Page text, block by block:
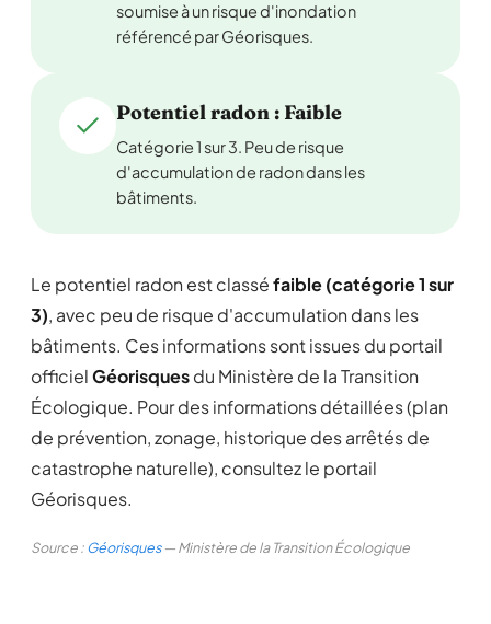
soumise à un risque d'inondation
référencé par Géorisques.
Potentiel radon : Faible
Catégorie 1 sur 3. Peu de risque
d'accumulation de radon dans les
bâtiments.
Le potentiel radon est classéfaible (catégorie 1 sur
3), avec peu de risque d'accumulation dans les
bâtiments. Ces informations sont issues du portail
officielGéorisquesdu Ministère de la Transition
Écologique. Pour des informations détaillées (plan
de prévention, zonage, historique des arrêtés de
catastrophe naturelle), consultez le portail
Géorisques.
Source :Géorisques— Ministère de la Transition Écologique